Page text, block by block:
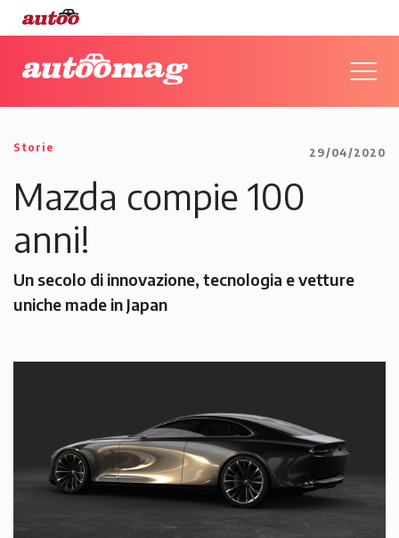
Storie 29/04/2020
Mazda compie 100
anni!
Un secolo di innovazione, tecnologia e vetture
uniche made in Japan